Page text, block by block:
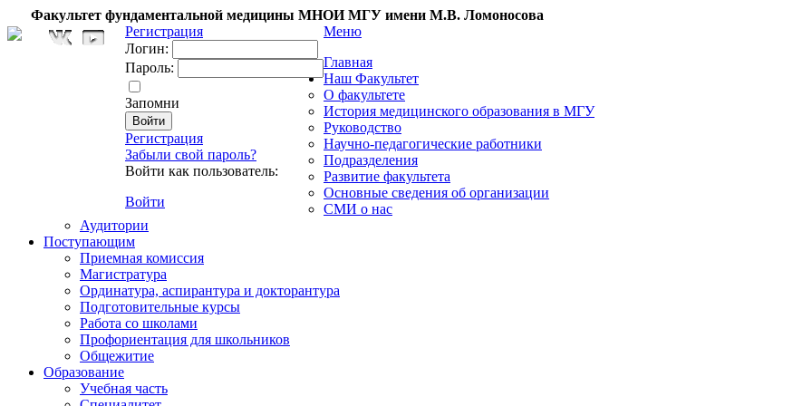
Факультет фундаментальной медицины МНОИ МГУ имени М.В. Ломоносова
Регистрация
Логин:
Пароль:
Запомни
Регистрация
Забыли свой пароль?
Войти как пользователь:
Войти
Меню
Главная
Наш Факультет
О факультете
История медицинского образования в МГУ
Руководство
Научно-педагогические работники
Подразделения
Развитие факультета
Основные сведения об организации
СМИ о нас
Аудитории
Поступающим
Приемная комиссия
Магистратура
Ординатура, аспирантура и докторантура
Подготовительные курсы
Работа со школами
Профориентация для школьников
Общежитие
Образование
Учебная часть